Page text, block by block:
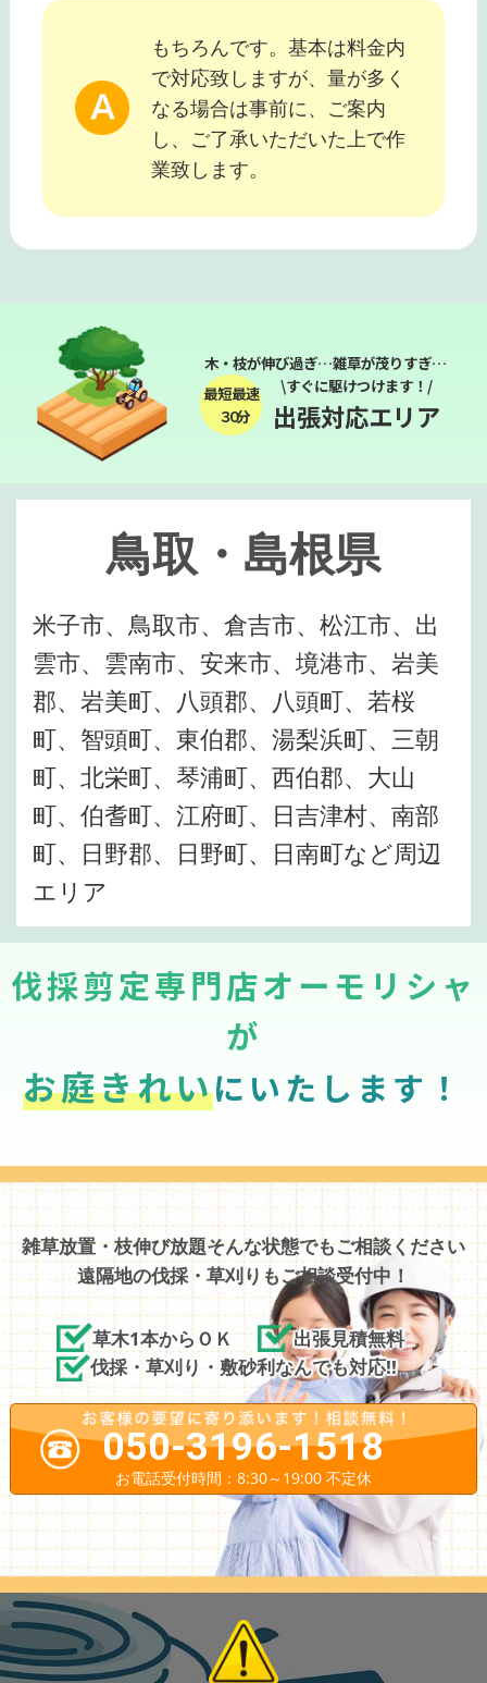
もちろんです。基本は料金内
で対応致しますが、量が多く
なる場合は事前に、ご案内
し、ご了承いただいた上で作
業致します。
木・枝が伸び過ぎ…雑草が茂りすぎ…
最短最速
３０分
\すぐに駆けつけます！/
出張対応エリア
鳥取・島根県
米子市、鳥取市、倉吉市、松江市、出
雲市、雲南市、安来市、境港市、岩美
郡、岩美町、八頭郡、八頭町、若桜
町、智頭町、東伯郡、湯梨浜町、三朝
町、北栄町、琴浦町、西伯郡、大山
町、伯耆町、江府町、日吉津村、南部
町、日野郡、日野町、日南町など周辺
エリア
伐採剪定専門店オーモリシャ
が
お庭きれいにいたします！
雑草放置・枝伸び放題そんな状態でもご相談ください
遠隔地の伐採・草刈りもご相談受付中！
草木1本からＯＫ
出張見積無料
伐採・草刈り・敷砂利なんでも対応!!
050-3196-1518
お電話受付時間：8:30～19:00 不定休